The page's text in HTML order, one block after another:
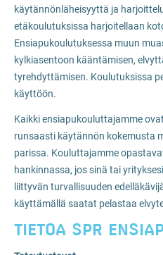
käytännönläheisyyttä ja
etäkoulutuksissa harjoitellaan
Ensiapukoulutuksessa muun
kylkiasentoon kääntämisen,
tyrehdyttämisen. Koulutuksissa
käyttöön.
Kaikki ensiapukouluttajamme
runsaasti käytännön kokemusta
parissa. Kouluttajamme
hankinnassa, jos sinä tai
liittyvän turvallisuuden
käyttämällä saatat pelastaa
TIETOA SPR